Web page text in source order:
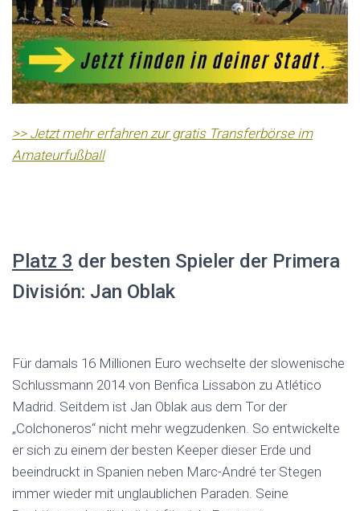
>> Jetzt mehr erfahren zur gratis Transferbörse im
Amateurfußball
Platz 3 der besten Spieler der Primera
División: Jan Oblak
Für damals 16 Millionen Euro wechselte der slowenische
Schlussmann 2014 von Benfica Lissabon zu Atlético
Madrid. Seitdem ist Jan Oblak aus dem Tor der
„Colchoneros“ nicht mehr wegzudenken. So entwickelte
er sich zu einem der besten Keeper dieser Erde und
beeindruckt in Spanien neben Marc-André ter Stegen
immer wieder mit unglaublichen Paraden. Seine